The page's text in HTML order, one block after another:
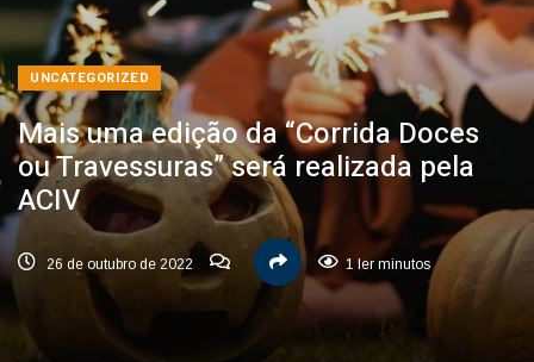
UNCATEGORIZED
Mais uma edição da “Corrida Doces
ou Travessuras” será realizada pela
ACIV
26 de outubro de 2022 1 ler minutos